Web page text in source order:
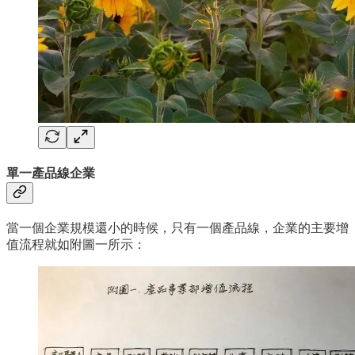
單一產品線企業
當一個企業規模還小的時候，只有一個產品線，企業的主要增
值流程就如附圖一所示：